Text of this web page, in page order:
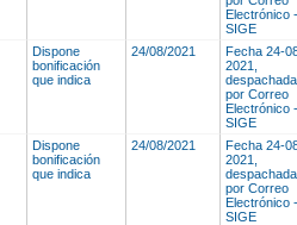
Electrónico -
SIGE
Dispone
bonificación
que indica
24/08/2021
Fecha 24-
2021,
despachada
por Correo
Electrónico -
SIGE
Dispone
bonificación
que indica
24/08/2021
Fecha 24-
2021,
despachada
por Correo
Electrónico -
SIGE